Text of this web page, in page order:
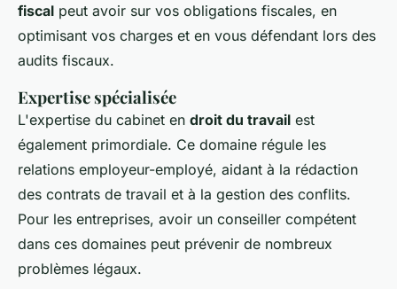
fiscal peut avoir sur vos obligations fiscales, en
optimisant vos charges et en vous défendant lors des
audits fiscaux.
Expertise spécialisée
L'expertise du cabinet en droit du travail est
également primordiale. Ce domaine régule les
relations employeur-employé, aidant à la rédaction
des contrats de travail et à la gestion des conflits.
Pour les entreprises, avoir un conseiller compétent
dans ces domaines peut prévenir de nombreux
problèmes légaux.